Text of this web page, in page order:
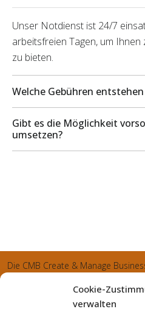
Cookie-
verwalten
Unser Notdienst ist 24/7
arbeitsfreien Tagen, um
zu bieten.
Welche Gebühren
Gibt es die Möglichkeit
umsetzen?
Die CMB Create & Manage
und sämtliche generierte Aufträge